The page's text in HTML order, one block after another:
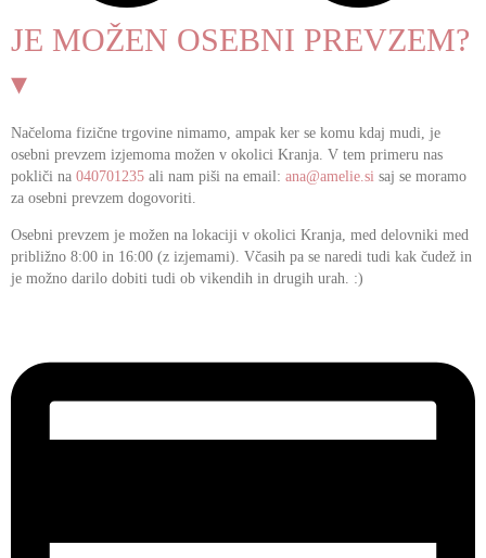
JE MOŽEN OSEBNI PREVZEM?
▾
Načeloma fizične trgovine nimamo, ampak ker se komu kdaj mudi, je
osebni prevzem izjemoma možen v okolici Kranja. V tem primeru nas
pokliči na 040701235 ali nam piši na email: ana@amelie.si saj se moramo
za osebni prevzem dogovoriti.
Osebni prevzem je možen na lokaciji v okolici Kranja, med delovniki med
približno 8:00 in 16:00 (z izjemami). Včasih pa se naredi tudi kak čudež in
je možno darilo dobiti tudi ob vikendih in drugih urah. :)